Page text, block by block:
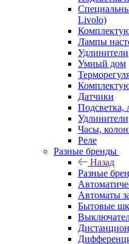
Livolo)
Лампы
Удлинители
Умный дом
Датчики
Подсветка,
Часы,
Реле
Разные бренды
Назад
Разные
Автоматы
Бытовые